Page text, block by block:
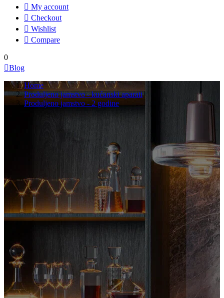
 My account
 Checkout
 Wishlist
 Compare
0
Blog
Home
Produljeno jamstvo - kućanski aparati
Produljeno jamstvo - 2 godine